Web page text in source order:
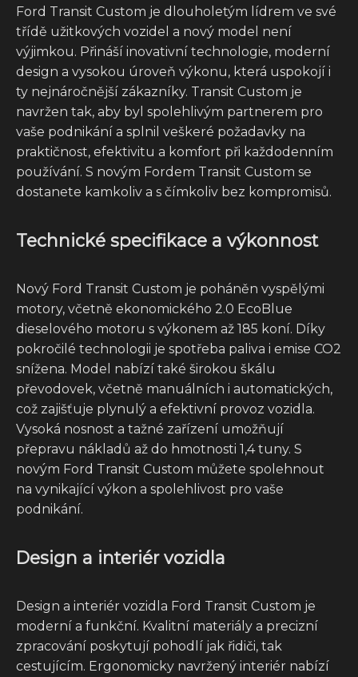
Ford Transit Custom je dlouholetým lídrem ve své
třídě užitkových vozidel a nový model není
výjimkou. Přináší inovativní technologie, moderní
design a vysokou úroveň výkonu, která uspokojí i
ty nejnáročnější zákazníky. Transit Custom je
navržen tak, aby byl spolehlivým partnerem pro
vaše podnikání a splnil veškeré požadavky na
praktičnost, efektivitu a komfort při každodenním
používání. S novým Fordem Transit Custom se
dostanete kamkoliv a s čímkoliv bez kompromisů.
Technické specifikace a výkonnost
Nový Ford Transit Custom je poháněn vyspělými
motory, včetně ekonomického 2.0 EcoBlue
dieselového motoru s výkonem až 185 koní. Díky
pokročilé technologii je spotřeba paliva i emise CO2
snížena. Model nabízí také širokou škálu
převodovek, včetně manuálních i automatických,
což zajišťuje plynulý a efektivní provoz vozidla.
Vysoká nosnost a tažné zařízení umožňují
přepravu nákladů až do hmotnosti 1,4 tuny. S
novým Ford Transit Custom můžete spolehnout
na vynikající výkon a spolehlivost pro vaše
podnikání.
Design a interiér vozidla
Design a interiér vozidla Ford Transit Custom je
moderní a funkční. Kvalitní materiály a precizní
zpracování poskytují pohodlí jak řidiči, tak
cestujícím. Ergonomicky navržený interiér nabízí